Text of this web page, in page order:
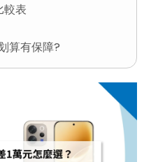
較表
算有保障?